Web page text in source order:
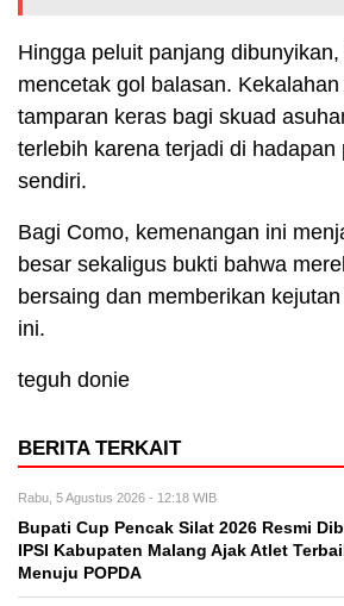
Hingga peluit panjang
mencetak gol balasan.
tamparan keras bagi skuad
terlebih karena terjadi di hadapan
sendiri.
Bagi Como, kemenangan ini
besar sekaligus bukti bahwa
bersaing dan memberikan
ini.
teguh donie
BERITA TERKAIT
Rabu, 5 Agustus 2026 - 12:18 WIB
Bupati Cup Pencak Silat 2026 Resmi
IPSI Kabupaten Malang Ajak Atlet
Menuju POPDA